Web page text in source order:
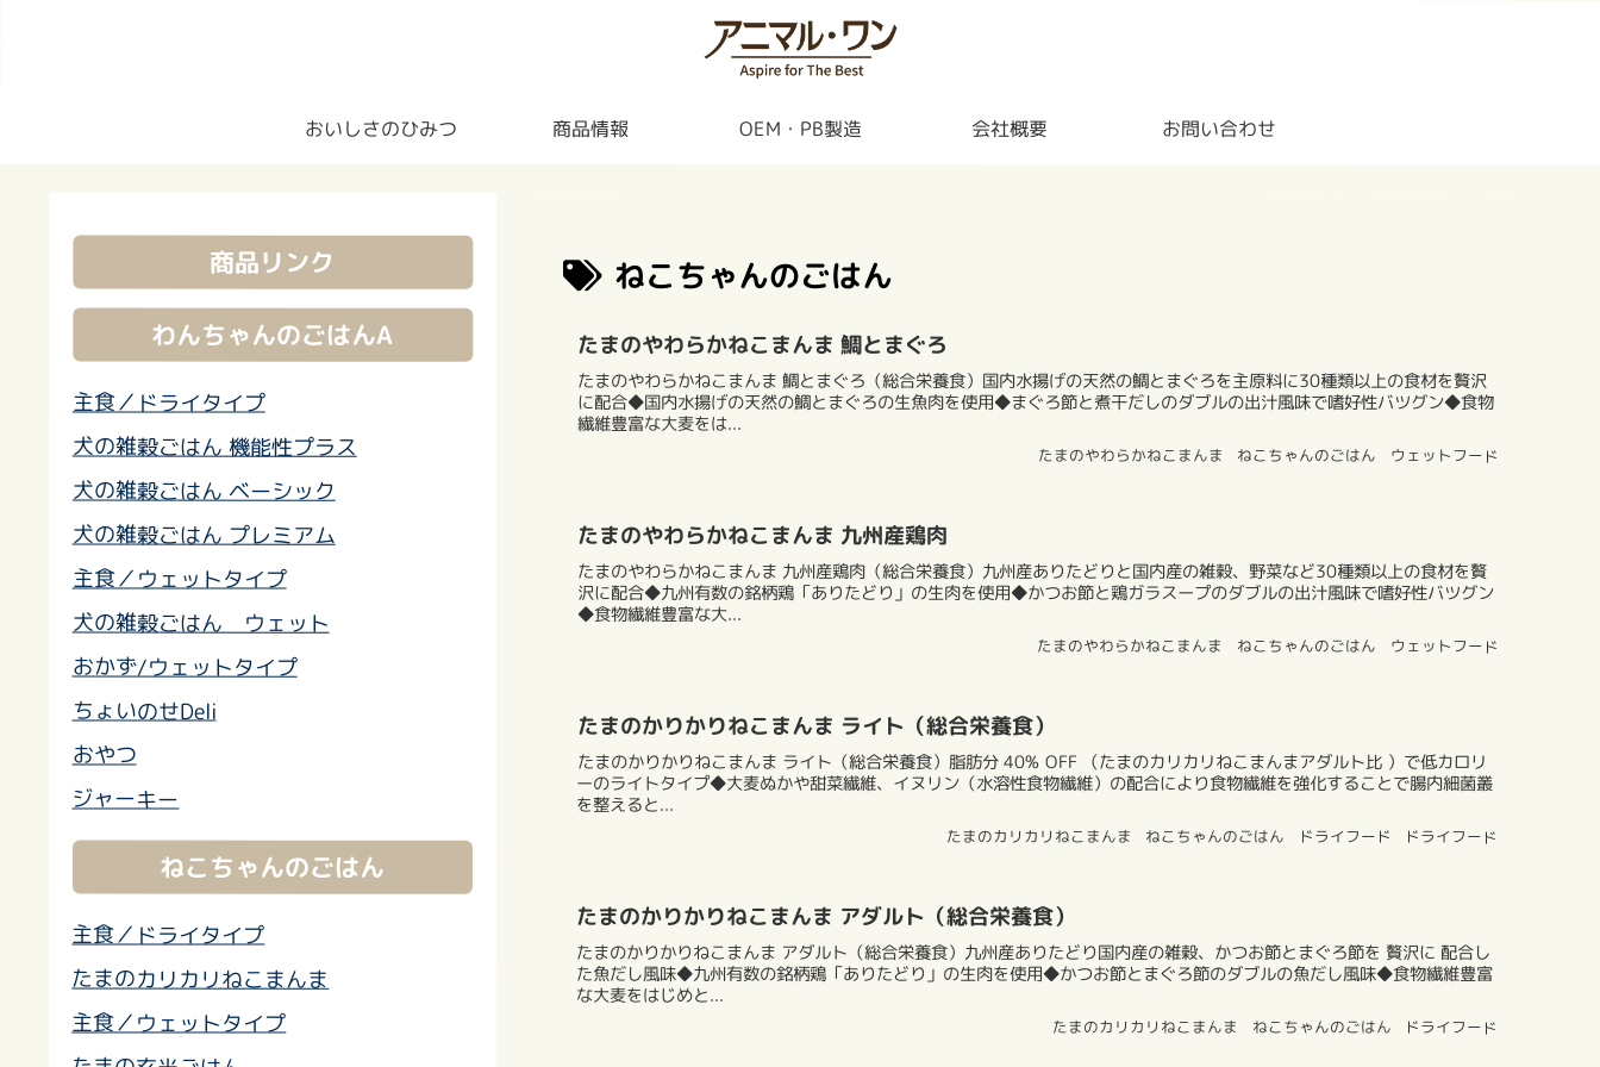
おいしさのひみつ 商品情報 OEM・PB製造 会社概要 お問い合わせ
ねこちゃんのごはん
たまのやわらかねこまんま 鯛とまぐろ
たまのやわらかねこまんま 鯛とまぐろ（総合栄養食）国内水揚げの天然の鯛とまぐろを主原料に30種類以上の食材を贅沢
に配合◆国内水揚げの天然の鯛とまぐろの生魚肉を使用◆まぐろ節と煮干だしのダブルの出汁風味で嗜好性バツグン◆食物
繊維豊富な大麦をは...
たまのやわらかねこまんま ねこちゃんのごはん ウェットフード
たまのやわらかねこまんま 九州産鶏肉
たまのやわらかねこまんま 九州産鶏肉（総合栄養食）九州産ありたどりと国内産の雑穀、野菜など30種類以上の食材を贅
沢に配合◆九州有数の銘柄鶏「ありたどり」の生肉を使用◆かつお節と鶏ガラスープのダブルの出汁風味で嗜好性バツグン
◆食物繊維豊富な大...
たまのやわらかねこまんま ねこちゃんのごはん ウェットフード
たまのかりかりねこまんま ライト（総合栄養食）
たまのかりかりねこまんま ライト（総合栄養食）脂肪分 40% OFF （たまのカリカリねこまんまアダルト比 ）で低カロリ
ーのライトタイプ◆大麦ぬかや甜菜繊維、イヌリン（水溶性食物繊維）の配合により食物繊維を強化することで腸内細菌叢
を整えると...
たまのカリカリねこまんま ねこちゃんのごはん ドライフード ドライフード
たまのかりかりねこまんま アダルト（総合栄養食）
たまのかりかりねこまんま アダルト（総合栄養食）九州産ありたどり国内産の雑穀、かつお節とまぐろ節を 贅沢に 配合し
た魚だし風味◆九州有数の銘柄鶏「ありたどり」の生肉を使用◆かつお節とまぐろ節のダブルの魚だし風味◆食物繊維豊富
な大麦をはじめと...
たまのカリカリねこまんま ねこちゃんのごはん ドライフード
商品リンク
わんちゃんのごはんA
主食／ドライタイプ
犬の雑穀ごはん 機能性プラス
犬の雑穀ごはん ベーシック
犬の雑穀ごはん プレミアム
主食／ウェットタイプ
犬の雑穀ごはん ウェット
おかず/ウェットタイプ
ちょいのせDeli
おやつ
ジャーキー
ねこちゃんのごはん
主食／ドライタイプ
たまのカリカリねこまんま
主食／ウェットタイプ